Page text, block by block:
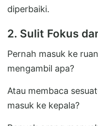
diperbaiki.
2. Sulit Fokus
Pernah masuk ke
mengambil apa?
Atau membaca
masuk ke kepala?